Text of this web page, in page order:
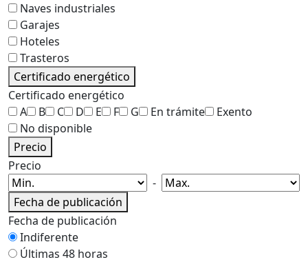
Naves industriales
Garajes
Hoteles
Trasteros
Certificado energético
Certificado energético
A
B C D E F G En trámite
Exento
No disponible
Precio
Precio
-
Fecha de publicación
Fecha de publicación
Indiferente
Últimas 48 horas